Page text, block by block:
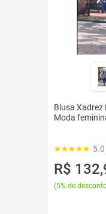
Blusa Xadrez
Moda
R$
(5% de